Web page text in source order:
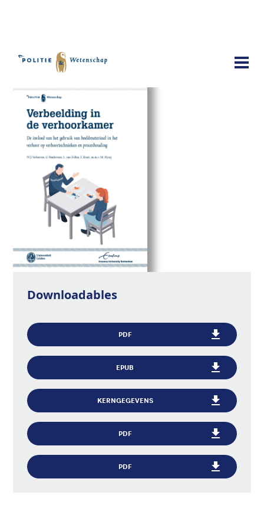
Publicaties Verbeelding in de verhoorkamer
Downloadables
PDF
EPUB
KERNGEGEVENS
PDF
PDF